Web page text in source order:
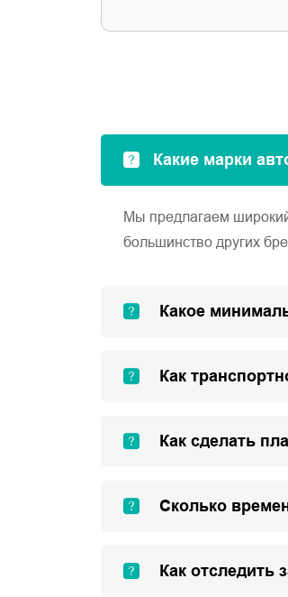
Какие марки
Мы предлагаем
большинство других
Какое
Как
Как сделать
Сколько
Как отследить